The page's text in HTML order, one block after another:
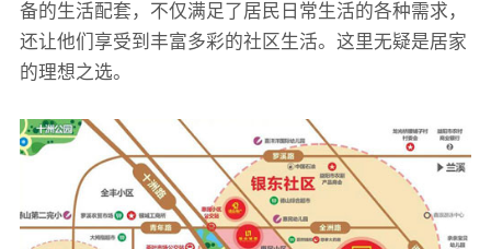
备的生活配套，不仅满足了居民日常生活的各种需求，
还让他们享受到丰富多彩的社区生活。这里无疑是居家
的理想之选。